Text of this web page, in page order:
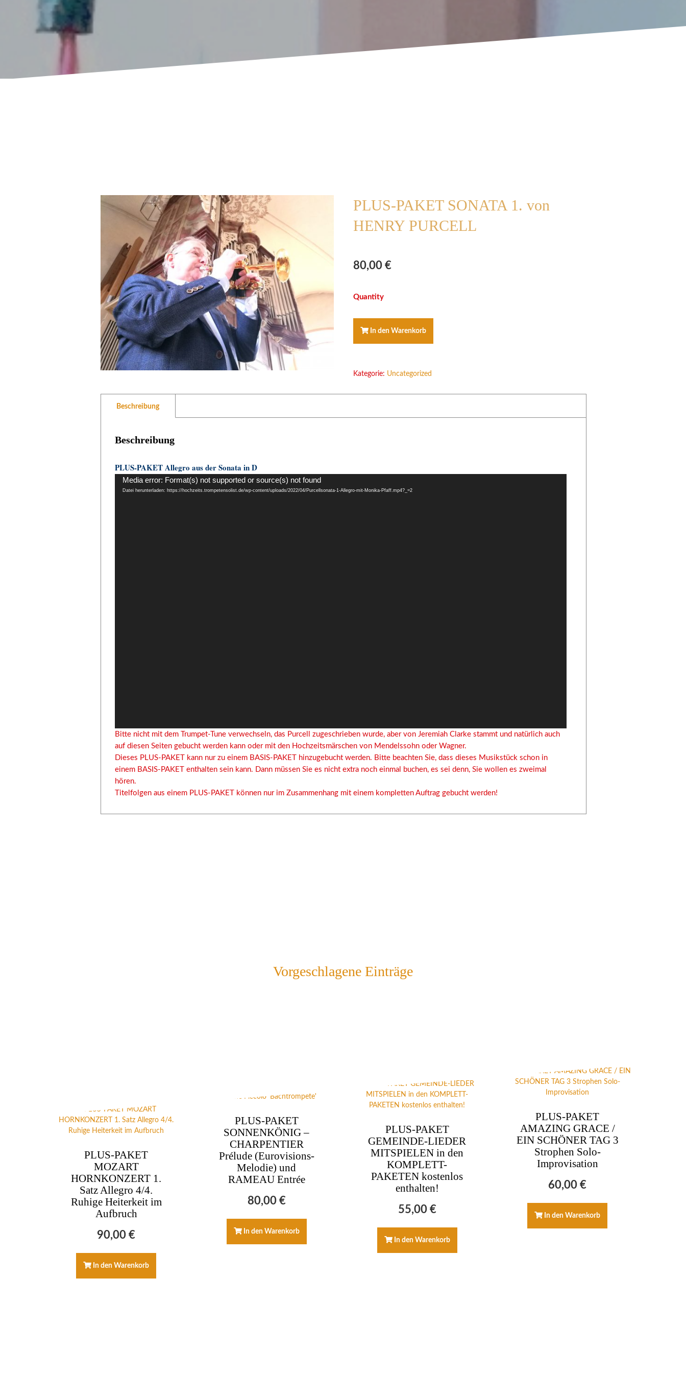
PLUS-PAKET SONATA 1. von
HENRY PURCELL
80,00€
PLUS-
SONATA
1.
Menge
In den Warenkorb
Kategorie: Uncategorized
Beschreibung
Beschreibung
PLUS-PAKET Allegro aus der Sonata in D
Video-
Player
Media error: Format(s) not supported or source(s) not found
Datei herunterladen: https://hochzeits.trompetensolist.de/wp-content/uploads/2022/04/Purcellsonata-1-Allegro-mit-Monika-Pfaff.mp4?_=2
Bitte nicht mit dem Trumpet-Tune verwechseln, das Purcell zugeschrieben wurde, aber von Jeremiah Clarke stammt und natürlich auch
auf diesen Seiten gebucht werden kann oder mit den Hochzeitsmärschen von Mendelssohn oder Wagner.
Dieses PLUS-PAKET kann nur zu einem BASIS-PAKET hinzugebucht werden. Bitte beachten Sie, dass dieses Musikstück schon in
einem BASIS-PAKET enthalten sein kann. Dann müssen Sie es nicht extra noch einmal buchen, es sei denn, Sie wollen es zweimal
hören.
Titelfolgen aus einem PLUS-PAKET können nur im Zusammenhang mit einem kompletten Auftrag gebucht werden!
Vorgeschlagene Einträge
PLUS-PAKET
MOZART
HORNKONZERT 1.
Satz Allegro 4/4.
Ruhige Heiterkeit im
Aufbruch
90,00€
In den Warenkorb
PLUS-PAKET
SONNENKÖNIG –
CHARPENTIER
Prélude (Eurovisions-
Melodie) und
RAMEAU Entrée
80,00 €
In den Warenkorb
PLUS-PAKET
GEMEINDE-LIEDER
MITSPIELEN in den
KOMPLETT-
PAKETEN kostenlos
enthalten!
55,00 €
In den Warenkorb
PLUS-PAKET
AMAZING GRACE /
EIN SCHÖNER TAG 3
Strophen Solo-
Improvisation
60,00€
In den Warenkorb